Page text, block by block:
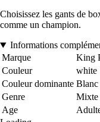
Choisissez les gants de
comme un champion.
Informations
Marque
King
Couleur
white
Couleur dominante Blanc
Genre
Mixte
Age